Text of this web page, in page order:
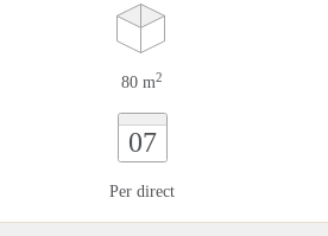
80 m2
07
Per direct